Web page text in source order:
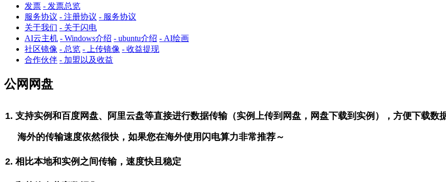
发票 - 发票总览
服务协议 - 注册协议 - 服务协议
关于我们 - 关于闪电
AI云主机 - Windows介绍 - ubuntu介绍 - AI绘画
社区镜像 - 总览 - 上传镜像 - 收益提现
合作伙伴 - 加盟以及收益
公网网盘
1.支持实例和百度网盘、阿里云盘等直接进行数据传输（实例上传到网盘，网盘下载到实例），方便下载
海外的传输速度依然很快，如果您在海外使用 闪电算力非常推荐～
2.相比本地和实例之间传输，速度快且稳定